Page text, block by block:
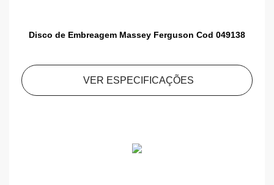
Disco de Embreagem Massey Ferguson Cod 049138
VER ESPECIFICAÇÕES